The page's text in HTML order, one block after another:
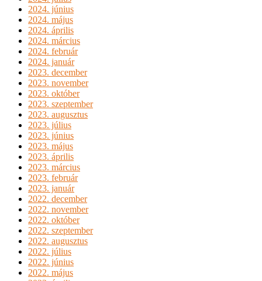
2024. június
2024. május
2024. április
2024. március
2024. február
2024. január
2023. december
2023. november
2023. október
2023. szeptember
2023. augusztus
2023. július
2023. június
2023. május
2023. április
2023. március
2023. február
2023. január
2022. december
2022. november
2022. október
2022. szeptember
2022. augusztus
2022. július
2022. június
2022. május